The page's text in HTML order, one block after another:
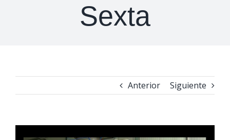
Sexta
Anterior Siguiente